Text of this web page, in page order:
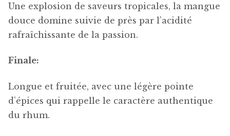
Une explosion de saveurs tropicales, la mangue
douce domine suivie de près par l’acidité
rafraîchissante de la passion.
Finale:
Longue et fruitée, avec une légère pointe
d’épices qui rappelle le caractère authentique
du rhum.